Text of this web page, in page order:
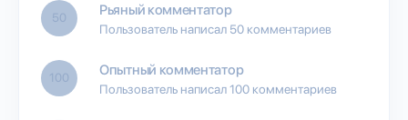
50 Рьяный комментатор
Пользователь написал 50 комментариев
100 Опытный комментатор
Пользователь написал 100 комментариев